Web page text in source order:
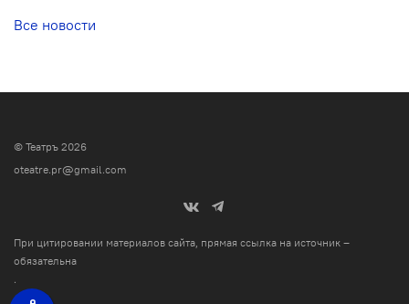
Все новости
© Театръ 2026
oteatre.pr@gmail.com
При цитировании материалов сайта, прямая ссылка на источник –
обязательна
.